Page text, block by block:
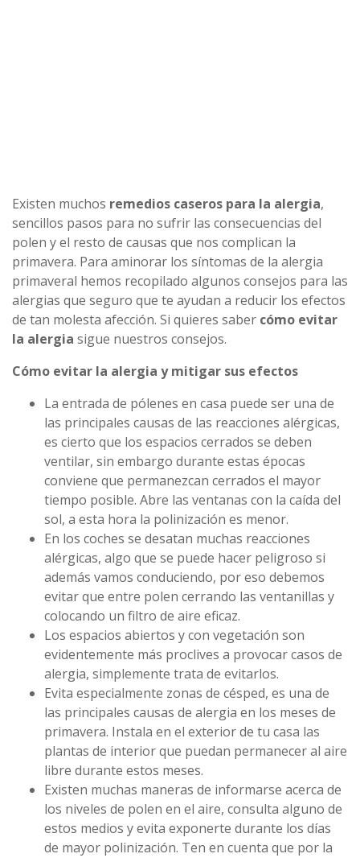
Existen muchos remedios caseros para la alergia,
sencillos pasos para no sufrir las consecuencias del
polen y el resto de causas que nos complican la
primavera. Para aminorar los síntomas de la alergia
primaveral hemos recopilado algunos consejos para las
alergias que seguro que te ayudan a reducir los efectos
de tan molesta afección. Si quieres saber cómo evitar
la alergia sigue nuestros consejos.
Cómo evitar la alergia y mitigar sus efectos
La entrada de pólenes en casa puede ser una de
las principales causas de las reacciones alérgicas,
es cierto que los espacios cerrados se deben
ventilar, sin embargo durante estas épocas
conviene que permanezcan cerrados el mayor
tiempo posible. Abre las ventanas con la caída del
sol, a esta hora la polinización es menor.
En los coches se desatan muchas reacciones
alérgicas, algo que se puede hacer peligroso si
además vamos conduciendo, por eso debemos
evitar que entre polen cerrando las ventanillas y
colocando un filtro de aire eficaz.
Los espacios abiertos y con vegetación son
evidentemente más proclives a provocar casos de
alergia, simplemente trata de evitarlos.
Evita especialmente zonas de césped, es una de
las principales causas de alergia en los meses de
primavera. Instala en el exterior de tu casa las
plantas de interior que puedan permanecer al aire
libre durante estos meses.
Existen muchas maneras de informarse acerca de
los niveles de polen en el aire, consulta alguno de
estos medios y evita exponerte durante los días
de mayor polinización. Ten en cuenta que por la